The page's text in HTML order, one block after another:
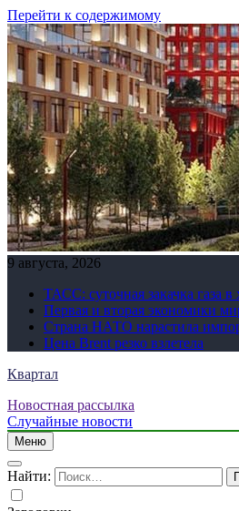
Перейти к содержимому
9 августа, 2026
ТАСС: суточная закачка газа
Первая и вторая экономики
Страна НАТО нарастила
Цена Brent резко взлетела
Квартал
Новостная рассылка
Случайные новости
Меню
Найти: